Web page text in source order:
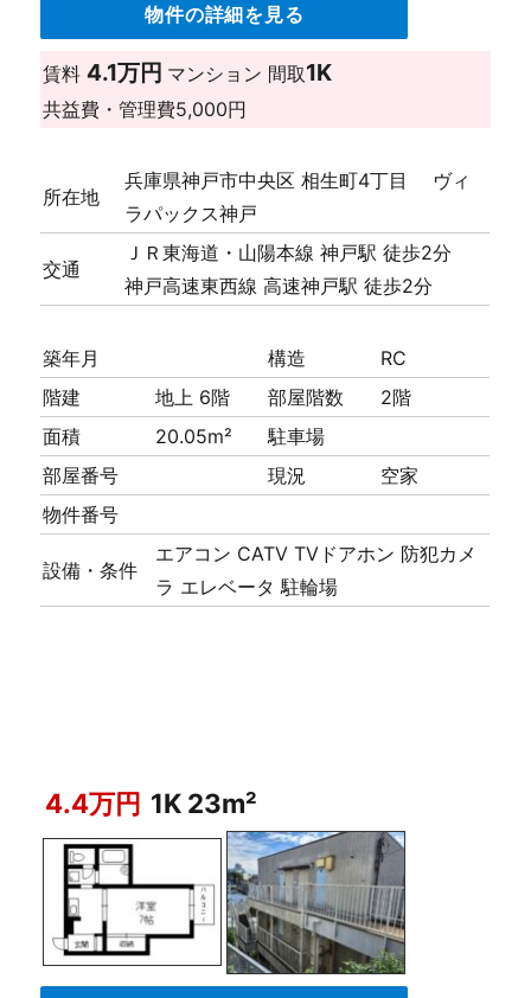
物件の詳細を見る
賃料 4.1万円 マンション 間取1K
共益費・管理費5,000円
所在地
兵庫県神戸市中央区 相生町4丁目 ヴィ
ラパックス神戸
交通
ＪＲ東海道・山陽本線 神戸駅 徒歩2分
神戸高速東西線 高速神戸駅 徒歩2分
築年月 構造
RC
階建
地上 6階 部屋階数
2階
面積
20.05m²
駐車場
部屋番号
現況
空家
物件番号
設備・条件
エアコン CATV TVドアホン 防犯カメ
ラ エレベータ 駐輪場
4.4万円 1K 23m²